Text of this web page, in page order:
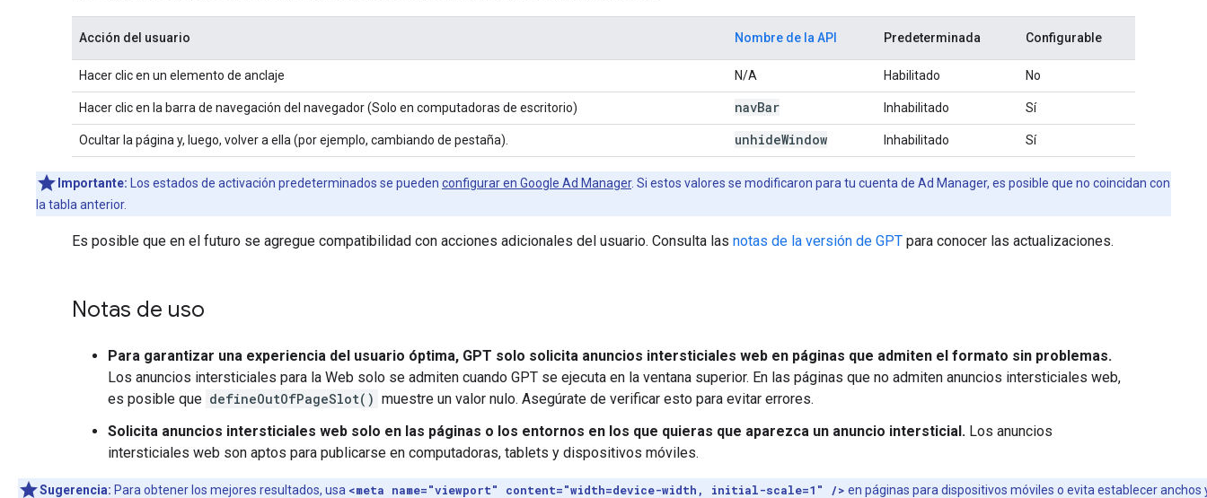
Acción del usuario Nombre de la API Predeterminada Configurable
Hacer clic en un elemento de anclaje N/A Habilitado No
Hacer clic en la barra de navegación del navegador (Solo en computadoras de escritorio) navBar Inhabilitado Sí
Ocultar la página y, luego, volver a ella (por ejemplo, cambiando de pestaña). unhideWindow Inhabilitado Sí
Importante: Los estados de activación predeterminados se pueden configurar en Google Ad Manager. Si estos valores se modificaron para tu cuenta de Ad Manager, es posible que no coincidan con
la tabla anterior.
Es posible que en el futuro se agregue compatibilidad con acciones adicionales del usuario. Consulta las notas de la versión de GPT para conocer las actualizaciones.
Notas de uso
Para garantizar una experiencia del usuario óptima, GPT solo solicita anuncios intersticiales web en páginas que admiten el formato sin problemas.
Los anuncios intersticiales para la Web solo se admiten cuando GPT se ejecuta en la ventana superior. En las páginas que no admiten anuncios intersticiales web,
es posible que defineOutOfPageSlot() muestre un valor nulo. Asegúrate de verificar esto para evitar errores.
Solicita anuncios intersticiales web solo en las páginas o los entornos en los que quieras que aparezca un anuncio intersticial. Los anuncios
intersticiales web son aptos para publicarse en computadoras, tablets y dispositivos móviles.
Sugerencia: Para obtener los mejores resultados, usa <meta name="viewport" content="width=device-width, initial-scale=1" /> en páginas para dispositivos móviles o evita establecer anchos